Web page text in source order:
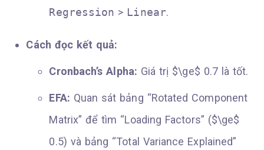
Regression > Linear.
Cách đọc kết quả:
Cronbach’s Alpha: Giá trị $\ge$ 0.7 là tốt.
EFA: Quan sát bảng “Rotated Component
Matrix” để tìm “Loading Factors” ($\ge$
0.5) và bảng “Total Variance Explained”